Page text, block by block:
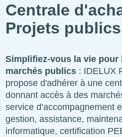
Centrale
Projets publics
Simplifiez-vous la vie pour
marchés publics : IDELUX
propose d'adhérer à une
donnant accès à des
service d’accompagnement
gestion, assistance,
informatique, certification